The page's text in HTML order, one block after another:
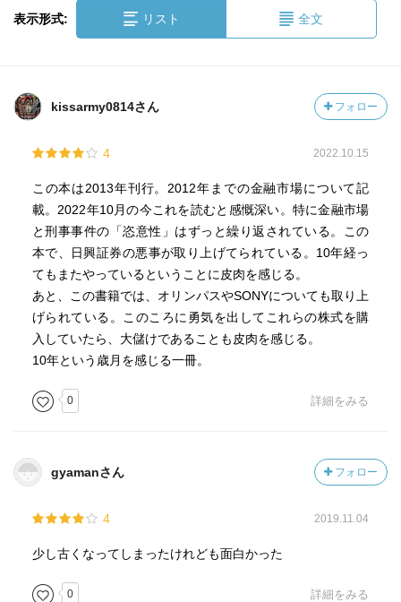
表示形式: リスト 全文
kissarmy0814さん フォロー
4 2022.10.15
この本は2013年刊行。2012年までの金融市場について記
載。2022年10月の今これを読むと感慨深い。特に金融市場
と刑事事件の「恣意性」はずっと繰り返されている。この
本で、日興証券の悪事が取り上げてられている。10年経っ
てもまたやっているということに皮肉を感じる。
あと、この書籍では、オリンパスやSONYについても取り上
げられている。このころに勇気を出してこれらの株式を購
入していたら、大儲けであることも皮肉を感じる。
10年という歳月を感じる一冊。
0 詳細をみる
gyamanさん フォロー
4 2019.11.04
少し古くなってしまったけれども面白かった
0 詳細をみる